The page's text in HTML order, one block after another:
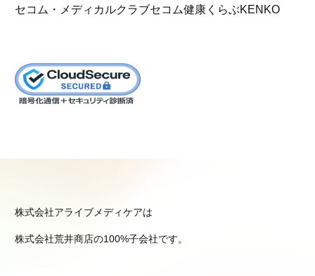
セコム・メディカルクラブセコム健康くらぶKENKO
株式会社アライブメディケアは
株式会社荒井商店の100%子会社です。